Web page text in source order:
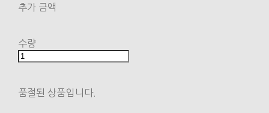
추가 금액
수량
품절된 상품입니다.